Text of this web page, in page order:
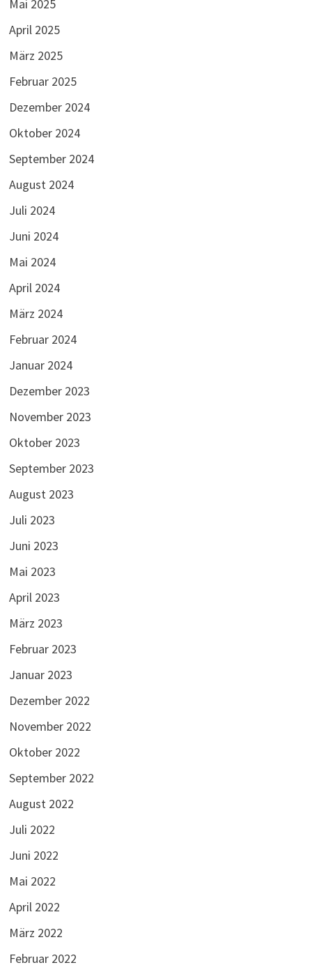
Mai 2025
April 2025
März 2025
Februar 2025
Dezember 2024
Oktober 2024
September 2024
August 2024
Juli 2024
Juni 2024
Mai 2024
April 2024
März 2024
Februar 2024
Januar 2024
Dezember 2023
November 2023
Oktober 2023
September 2023
August 2023
Juli 2023
Juni 2023
Mai 2023
April 2023
März 2023
Februar 2023
Januar 2023
Dezember 2022
November 2022
Oktober 2022
September 2022
August 2022
Juli 2022
Juni 2022
Mai 2022
April 2022
März 2022
Februar 2022